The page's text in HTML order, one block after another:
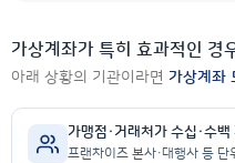
가상계좌가 특히 효과적인 경
아래 상황의 기관이라면 가상계좌
가맹점·거래처가 수십·수백
프랜차이즈 본사·대행사 등